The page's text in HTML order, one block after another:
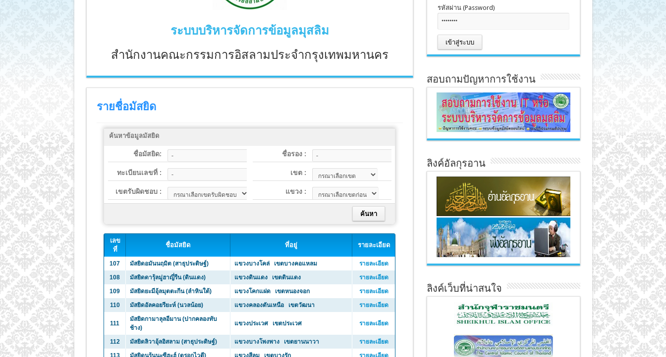
ระบบบริหารจัดการข้อมูลมุสลิม
สำนักงานคณะกรรมการอิสลามประจำกรุงเทพมหานคร
รายชื่อมัสยิด
ค้นหาข้อมูลมัสยิด
ชื่อมัสยิด: ชื่อรอง :
ทะเบียนเลขที่ : เขต :
เขตรับผิดชอบ : แขวง :
เลข
ที่
ชื่อมัสยิด ที่อยู่ รายละเอียด
107 มัสยิดอมันนฤมิต (สาธุประดิษฐ์) แขวงบางโคล่ เขตบางคอแหลม
รายละเอียด
108
มัสยิดดารุ้ลมู่ฮาญี่รีน (ดินแดง) แขวงดินแดง เขตดินแดง
รายละเอียด
109
มัสยิดยะมีอุ้ลมุตตะกีน (ลำหินใต้) แขวงโคกแฝด เขตหนองจอก
รายละเอียด
110
มัสยิดอัลคอยรียะห์ (นวลน้อย) แขวงคลองตันเหนือ เขตวัฒนา รายละเอียด
111
มัสยิดกามาลุลอีมาน (ปากคลองทับ
ช้าง)
แขวงประเวศ เขตประเวศ รายละเอียด
112 มัสยิดลิวาอุ้ลอิสลาม (สาธุประดิษฐ์) แขวงบางโพงพาง เขตยานนาวา
รายละเอียด
113
มัสยิดนูรุ้นนะซีฮะฮ์ (ตรอกไวตี) แขวงสีลม เขตบางรัก
รายละเอียด
รหัสผ่าน (Password)
สอบถามปัญหาการใช้งาน
ลิงค์อัลกุรอาน
ลิงค์เว็บที่น่าสนใจ